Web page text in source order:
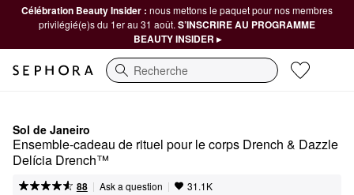
Célébration Beauty Insider : nous mettons le paquet pour nos membres
privilégié(e)s du 1er au 31 août. S’INSCRIRE AU PROGRAMME
BEAUTY INSIDER ▸
Recherche
Sol de Janeiro
Ensemble-cadeau de rituel pour le corps Drench & Dazzle
Delícia Drench™
88 | Ask a question | 31.1K